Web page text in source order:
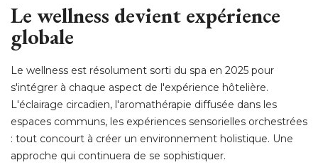
Le wellness devient expérience
globale
Le wellness est résolument sorti du spa en 2025 pour
s'intégrer à chaque aspect de l'expérience hôtelière.
L'éclairage circadien, l'aromathérapie diffusée dans les
espaces communs, les expériences sensorielles orchestrées
: tout concourt à créer un environnement holistique. Une
approche qui continuera de se sophistiquer.